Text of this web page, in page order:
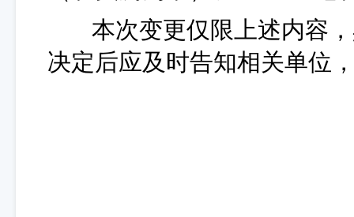
本次变更仅限上述内容，
决定后应及时告知相关单位